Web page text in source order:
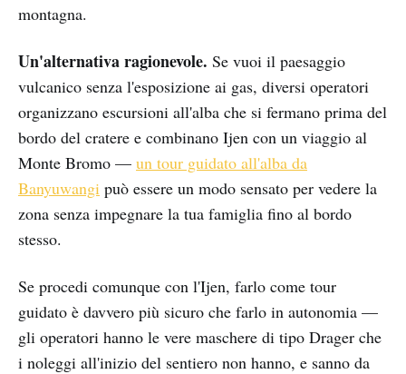
montagna.
Un'alternativa ragionevole. Se vuoi il paesaggio
vulcanico senza l'esposizione ai gas, diversi operatori
organizzano escursioni all'alba che si fermano prima del
bordo del cratere e combinano Ijen con un viaggio al
Monte Bromo — un tour guidato all'alba da
Banyuwangi può essere un modo sensato per vedere la
zona senza impegnare la tua famiglia fino al bordo
stesso.
Se procedi comunque con l'Ijen, farlo come tour
guidato è davvero più sicuro che farlo in autonomia —
gli operatori hanno le vere maschere di tipo Drager che
i noleggi all'inizio del sentiero non hanno, e sanno da